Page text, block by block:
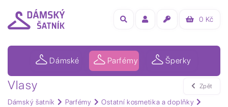
0 Kč
Dámské Parfémy Šperky
Vlasy
Dámský šatník Parfémy
Ostatní kosmetika a doplňky
Zpět